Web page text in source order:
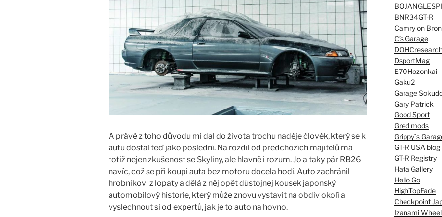
A právě z toho důvodu mi dal do života trochu naděje člověk, který se k
autu dostal teď jako poslední. Na rozdíl od předchozích majitelů má
totiž nejen zkušenost se Skyliny, ale hlavně i rozum. Jo a taky pár RB26
navíc, což se při koupi auta bez motoru docela hodí. Auto zachránil
hrobníkovi z lopaty a dělá z něj opět důstojnej kousek japonský
automobilový historie, který může znovu vystavit na obdiv okolí a
vyslechnout si od expertů, jak je to auto na hovno.
BNR34GT-R
Camry on
C’s Garage
DOHCresearch
DsportMag
E70Hozonkai
Gaku2
Garage
Gary Patrick
Good Sport
Gred mods
Grippy`s
GT-R USA blog
GT-R Registry
Hata Gallery
Hello Go
HighTopFade
Checkpoint
Izanami Wheel